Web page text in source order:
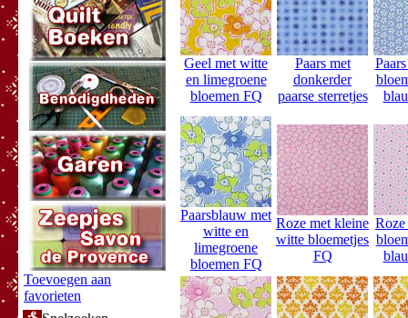
Toevoegen aan
favorieten
Geel met witte
en limegroene
bloemen FQ
Paars met
donkerder
paarse sterretjes
Paarsblauw met
witte en
limegroene
bloemen FQ
Roze met kleine
witte bloemetjes
FQ